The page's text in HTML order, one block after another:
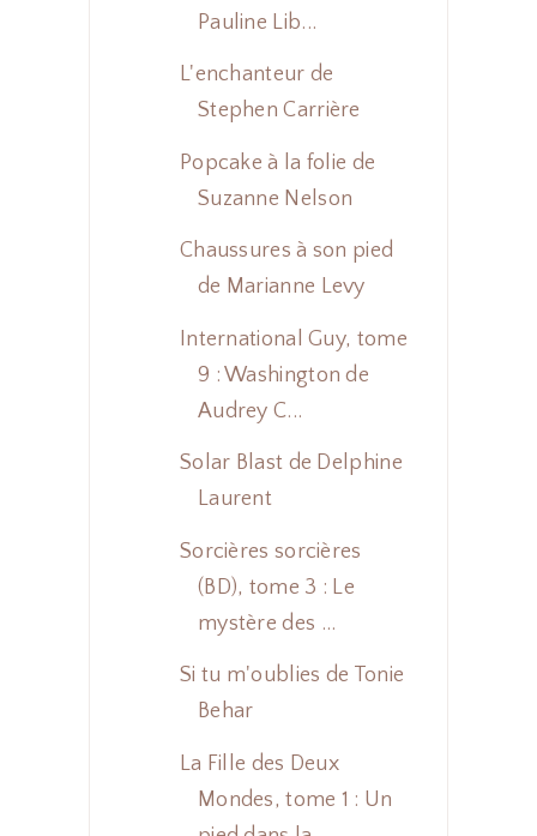
Pauline Lib...
L'enchanteur de
Stephen Carrière
Popcake à la folie de
Suzanne Nelson
Chaussures à son pied
de Marianne Levy
International Guy, tome
9 : Washington de
Audrey C...
Solar Blast de Delphine
Laurent
Sorcières sorcières
(BD), tome 3 : Le
mystère des ...
Si tu m'oublies de Tonie
Behar
La Fille des Deux
Mondes, tome 1 : Un